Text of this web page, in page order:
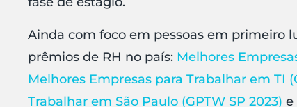
Ainda com foco em pessoas em primeiro
prêmios de RH no país: Melhores
Melhores Empresas para Trabalhar em TI
Trabalhar em São Paulo (GPTW SP 2023) e